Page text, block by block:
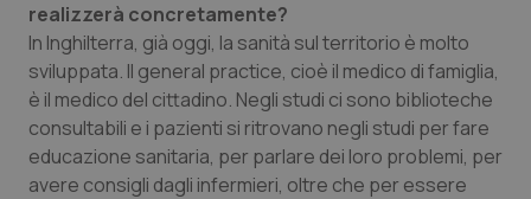
Tumori gastrointestinali
Ulcera & Reflusso
Vaccini
realizzerà concretamente?
In Inghilterra, già oggi, la sanità sul territorio è molto
sviluppata. Il general practice, cioè il medico di famiglia,
è il medico del cittadino. Negli studi ci sono biblioteche
consultabili e i pazienti si ritrovano negli studi per fare
educazione sanitaria, per parlare dei loro problemi, per
avere consigli dagli infermieri, oltre che per essere